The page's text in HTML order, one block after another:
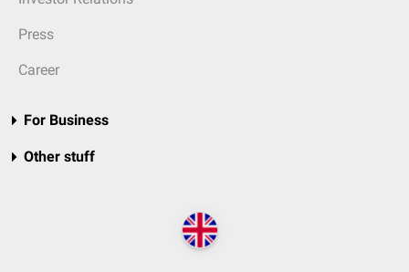
Press
Career
For Business
Other stuff